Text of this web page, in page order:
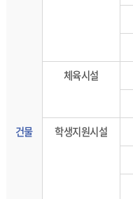
건물
체육시설
학생지원시설